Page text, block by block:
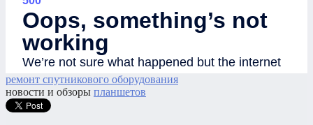
ремонт спутникового оборудования
новости и обзоры планшетов